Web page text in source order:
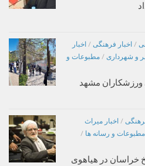
/ اخبار فرهنگی / اخبار
و شهرداری / مطبوعات و
مشهد
/ اخبار میراث
مطبوعات و رسانه ها /
در هیاهوی